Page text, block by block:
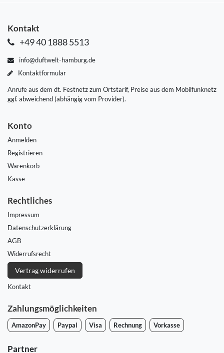
Kontakt
+49 40 1888 5513
info@duftwelt-hamburg.de
Kontaktformular
Anrufe aus dem dt. Festnetz zum Ortstarif, Preise aus dem Mobilfunknetz
ggf. abweichend (abhängig vom Provider).
Konto
Anmelden
Registrieren
Warenkorb
Kasse
Rechtliches
Impressum
Daten­schutz­erklärung
AGB
Widerrufs­recht
Vertrag widerrufen
Kontakt
Zahlungsmöglichkeiten
AmazonPay Paypal Visa Rechnung Vorkasse
Partner